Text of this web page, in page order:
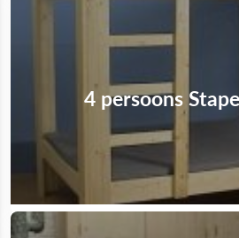
4 persoons